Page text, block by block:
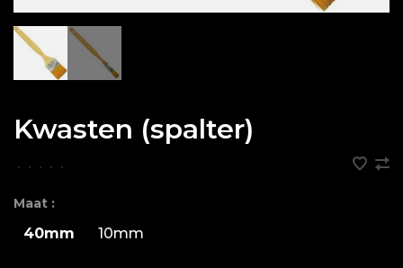
Kwasten (spalter)
• • • • •
Maat :
40mm 10mm